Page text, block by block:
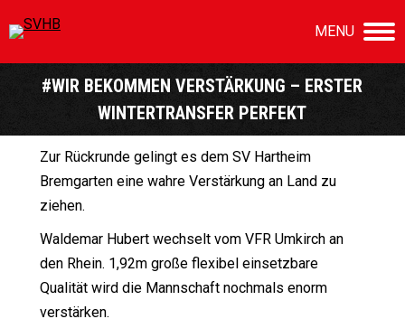
MENU
#WIR BEKOMMEN VERSTÄRKUNG – ERSTER
WINTERTRANSFER PERFEKT
Sie befinden sich hier:
Zur Rückrunde gelingt es dem SV Hartheim
Bremgarten eine wahre Verstärkung an Land zu
ziehen.
Waldemar Hubert wechselt vom VFR Umkirch an
den Rhein. 1,92m große flexibel einsetzbare
Qualität wird die Mannschaft nochmals enorm
verstärken.